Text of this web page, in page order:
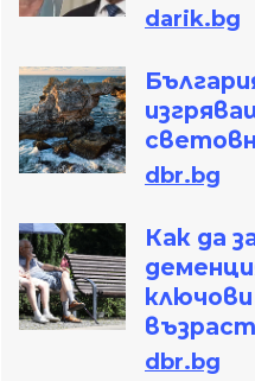
darik.bg
dbr.bg
Как да
възраст
dbr.bg